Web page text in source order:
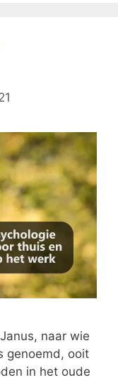
naar wie
genoemd, ooit
in het oude